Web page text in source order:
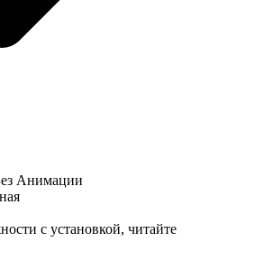
Анимации
с установкой, читайте